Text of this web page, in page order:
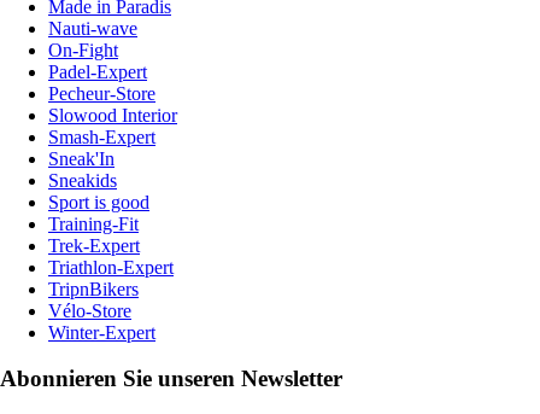
Made in Paradis
Nauti-wave
On-Fight
Padel-Expert
Pecheur-Store
Slowood Interior
Smash-Expert
Sneak'In
Sneakids
Sport is good
Training-Fit
Trek-Expert
Triathlon-Expert
TripnBikers
Vélo-Store
Winter-Expert
Abonnieren Sie unseren Newsletter